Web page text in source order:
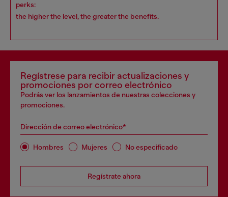
perks:
the higher the level, the greater the benefits.
Regístrese para recibir actualizaciones y
promociones por correo electrónico
Podrás ver los lanzamientos de nuestras colecciones y
promociones.
Dirección de correo electrónico*
Hombres Mujeres No especificado
Regístrate ahora